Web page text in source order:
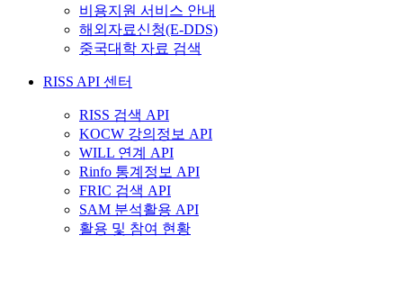
비용지원 서비스 안내
해외자료신청(E-DDS)
중국대학 자료 검색
RISS API 센터
RISS 검색 API
KOCW 강의정보 API
WILL 연계 API
Rinfo 통계정보 API
FRIC 검색 API
SAM 분석활용 API
활용 및 참여 현황